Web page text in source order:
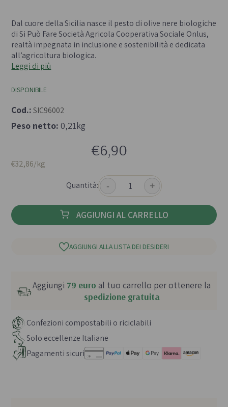
-
Dal cuore della Sicilia nasce il pesto di olive nere biologiche
di Si Può Fare Società Agricola Cooperativa Sociale Onlus,
realtà impegnata in inclusione e sostenibilità e dedicata
all’agricoltura biologica.
Leggi di più
DISPONIBILE
Cod.: SIC96002
Peso netto: 0,21kg
€6,90
€32,86/kg
Quantità:
- +
AGGIUNGI AL CARRELLO
AGGIUNGI ALLA LISTA DEI DESIDERI
Aggiungi 79 euro al tuo carrello per ottenere la
spedizione gratuita
Confezioni compostabili o riciclabili
Solo eccellenze Italiane
Pagamenti sicuri